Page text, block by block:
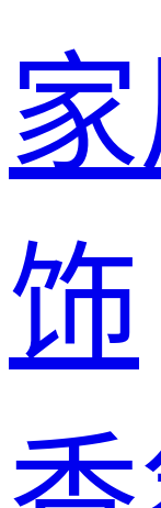
饰